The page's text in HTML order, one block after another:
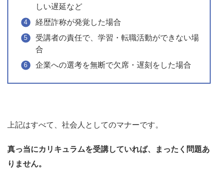
しい遅延など
経歴詐称が発覚した場合
受講者の責任で、学習・転職活動ができない場
合
企業への選考を無断で欠席・遅刻をした場合
上記はすべて、社会人としてのマナーです。
真っ当にカリキュラムを受講していれば、まったく問題あ
りません。